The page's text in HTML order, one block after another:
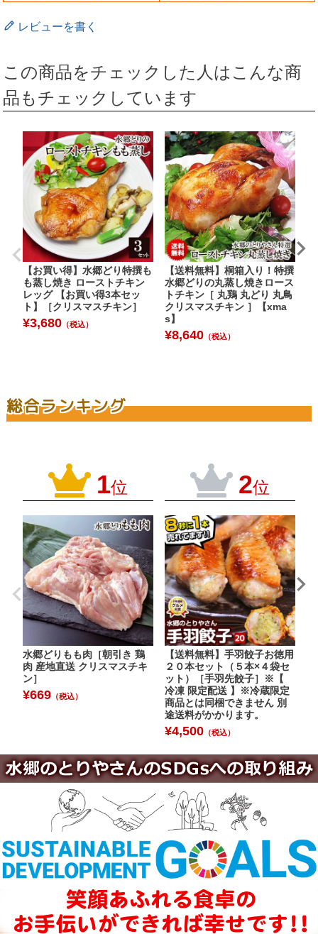
レビューを書く
この商品をチェックした人はこんな商
品もチェックしています
【お買い得】水郷どり特撰も
も蒸し焼き ローストチキン
レッグ 【お買い得3本セッ
ト】［クリスマスチキン］
¥3,680 （税込）
【送料無料】桐箱入り！特撰
水郷どりの丸蒸し焼きロース
トチキン［ 丸鶏 丸どり 丸鳥
クリスマスチキン ］【xma
s】
¥8,640 （税込）
総合ランキング
1位
水郷どりもも肉［朝引き 鶏
肉 産地直送 クリスマスチキ
ン］
¥669 （税込）
2位
【送料無料】手羽餃子お徳用
２０本セット（５本×４袋セ
ット）［手羽先餃子］※【
冷凍 限定配送 】※冷蔵限定
商品とは同梱できません 別
途送料がかかります。
¥4,500 （税込）